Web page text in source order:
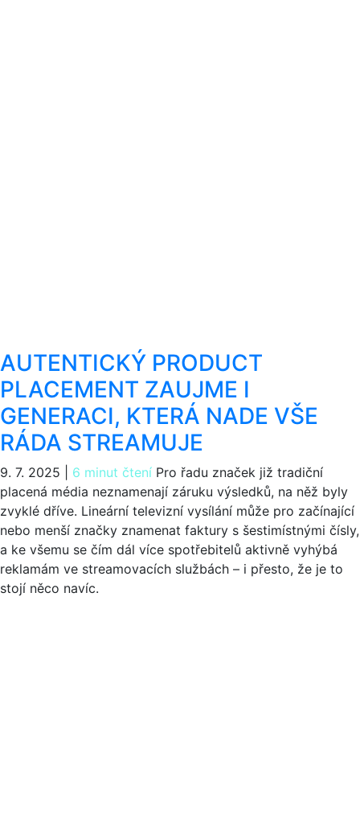
AUTENTICKÝ PRODUCT
PLACEMENT ZAUJME I
GENERACI, KTERÁ NADE VŠE
RÁDA STREAMUJE
9. 7. 2025 6 minut čtení Pro řadu značek již tradiční
placená média neznamenají záruku výsledků, na něž byly
zvyklé dříve. Lineární televizní vysílání může pro začínající
nebo menší značky znamenat faktury s šestimístnými čísly,
a ke všemu se čím dál více spotřebitelů aktivně vyhýbá
reklamám ve streamovacích službách – i přesto, že je to
stojí něco navíc.